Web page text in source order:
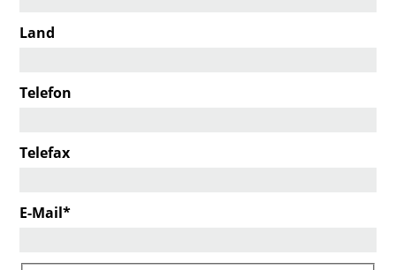
Land
Telefon
Telefax
Pflichtfeld
E-Mail*